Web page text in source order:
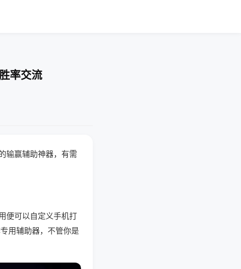
率交流
输赢辅助神器，有需
便可以自定义手机打
用辅助器，不管你是